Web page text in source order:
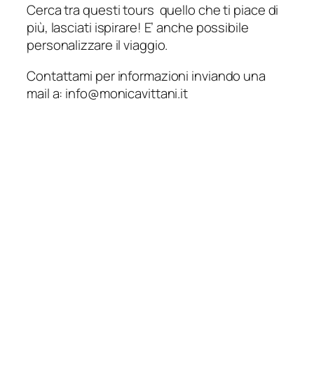
Cerca tra questi tours quello che ti piace di
più, lasciati ispirare! E’ anche possibile
personalizzare il viaggio.
Contattami per informazioni inviando una
mail a: info@monicavittani.it